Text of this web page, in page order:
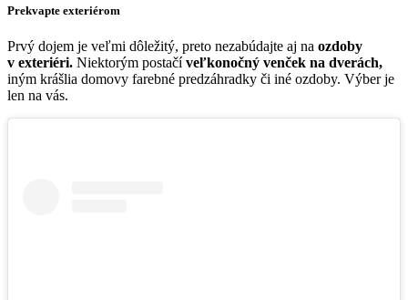
Prekvapte exteriérom
Prvý dojem je veľmi dôležitý, preto nezabúdajte aj na ozdoby
v exteriéri. Niektorým postačíveľkonočný venček na dverách,
iným krášlia domovy farebné predzáhradky či iné ozdoby. Výber je
len na vás.